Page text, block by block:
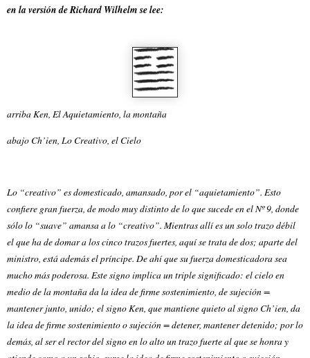
en la versión de Richard Wilhelm se lee:
arriba Ken, El Aquietamiento, la montaña
abajo Ch’ien, Lo Creativo, el Cielo
Lo “creativo” es domesticado, amansado, por el “aquietamiento”. Esto
confiere gran fuerza, de modo muy distinto de lo que sucede en el Nº 9, donde
sólo lo “suave” amansa a lo “creativo”. Mientras allí es un solo trazo débil
el que ha de domar a los cinco trazos fuertes, aquí se trata de dos; aparte del
ministro, está además el príncipe. De ahí que su fuerza domesticadora sea
mucho más poderosa. Este signo implica un triple significado: el cielo en
medio de la montaña da la idea de firme sostenimiento, de sujeción =
mantener junto, unido; el signo Ken, que mantiene quieto al signo Ch’ien, da
la idea de firme sostenimiento o sujeción = detener, mantener detenido; por lo
demás, al ser el rector del signo en lo alto un trazo fuerte al que se honra y